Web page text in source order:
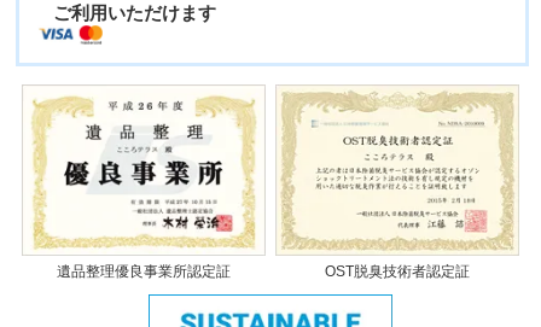
ご利用いただけます
遺品整理優良事業所認定証 OST脱臭技術者認定証